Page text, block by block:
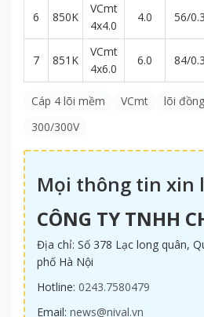
6 850K
VCmt
4x4.0
4.0 56/0.3
7 851K
VCmt
4x6.0
6.0 84/0.3
Cáp 4 lõi mềm VCmt lõi đồng
300/300V
Mọi thông tin xin
CÔNG TY TNHH
Địa chỉ: Số 378 Lạc long quân,
phố Hà Nội
Hotline: 0243.7580479
Email: news@nival.vn